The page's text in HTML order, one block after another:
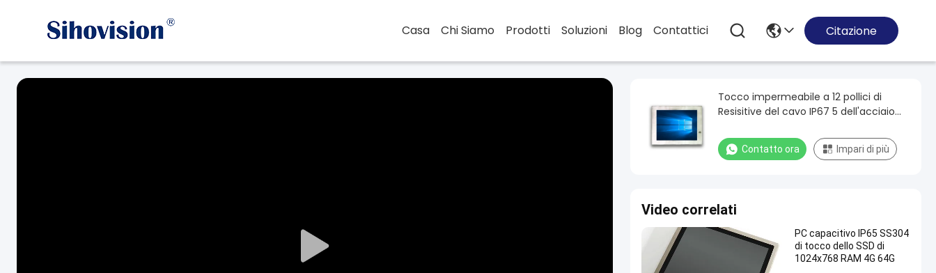
Casa Chi Siamo Prodotti Soluzioni Blog Contattici Citazione
Play
Tocco impermeabile a 12 pollici di
Resisitive del cavo IP67 5 dell'acciaio
pannello
Contatto ora Impari di più
Video correlati
PC capacitivo IP65 SS304
di tocco dello SSD di
1024x768 RAM 4G 64G